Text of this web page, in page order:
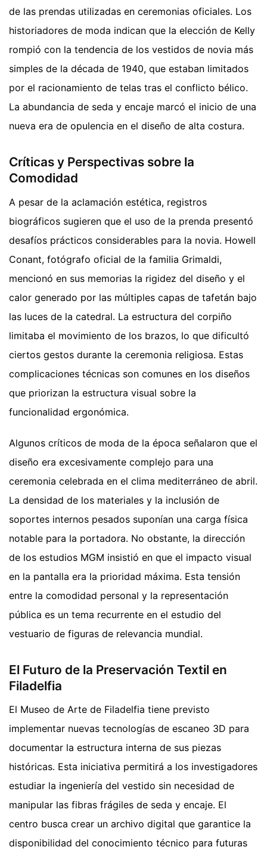
de las prendas utilizadas en ceremonias oficiales. Los
historiadores de moda indican que la elección de Kelly
rompió con la tendencia de los vestidos de novia más
simples de la década de 1940, que estaban limitados
por el racionamiento de telas tras el conflicto bélico.
La abundancia de seda y encaje marcó el inicio de una
nueva era de opulencia en el diseño de alta costura.
Críticas y Perspectivas sobre la
Comodidad
A pesar de la aclamación estética, registros
biográficos sugieren que el uso de la prenda presentó
desafíos prácticos considerables para la novia. Howell
Conant, fotógrafo oficial de la familia Grimaldi,
mencionó en sus memorias la rigidez del diseño y el
calor generado por las múltiples capas de tafetán bajo
las luces de la catedral. La estructura del corpiño
limitaba el movimiento de los brazos, lo que dificultó
ciertos gestos durante la ceremonia religiosa. Estas
complicaciones técnicas son comunes en los diseños
que priorizan la estructura visual sobre la
funcionalidad ergonómica.
Algunos críticos de moda de la época señalaron que el
diseño era excesivamente complejo para una
ceremonia celebrada en el clima mediterráneo de abril.
La densidad de los materiales y la inclusión de
soportes internos pesados suponían una carga física
notable para la portadora. No obstante, la dirección
de los estudios MGM insistió en que el impacto visual
en la pantalla era la prioridad máxima. Esta tensión
entre la comodidad personal y la representación
pública es un tema recurrente en el estudio del
vestuario de figuras de relevancia mundial.
El Futuro de la Preservación Textil en
Filadelfia
El Museo de Arte de Filadelfia tiene previsto
implementar nuevas tecnologías de escaneo 3D para
documentar la estructura interna de sus piezas
históricas. Esta iniciativa permitirá a los investigadores
estudiar la ingeniería del vestido sin necesidad de
manipular las fibras frágiles de seda y encaje. El
centro busca crear un archivo digital que garantice la
disponibilidad del conocimiento técnico para futuras